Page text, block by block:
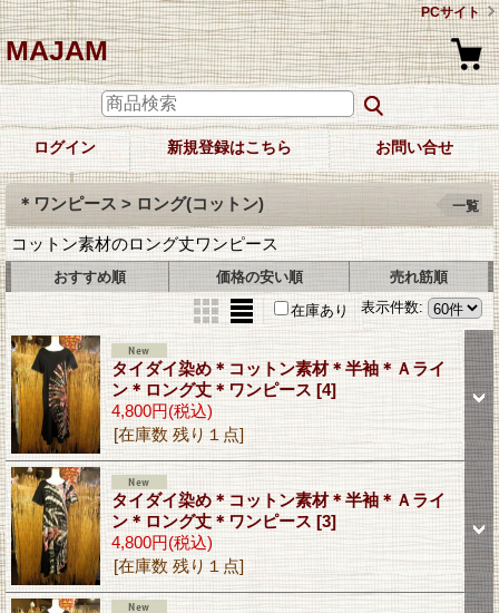
PCサイト
MAJAM
ログイン 新規登録はこちら お問い合せ
＊ワンピース > ロング(コットン)
コットン素材のロング丈ワンピース
一覧
おすすめ順 価格の安い順
売れ筋順
表示件数:
在庫あり
タイダイ染め＊コットン素材＊半袖＊Ａライ
ン＊ロング丈＊ワンピース [4]
4,800円(税込)
[在庫数 残り１点]
タイダイ染め＊コットン素材＊半袖＊Ａライ
ン＊ロング丈＊ワンピース [3]
4,800円(税込)
[在庫数 残り１点]